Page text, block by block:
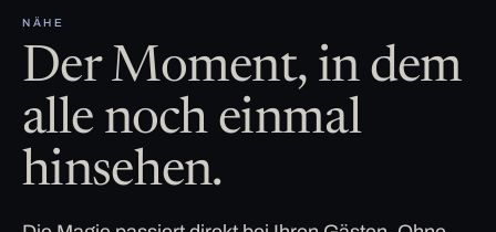
NÄHE
Der Moment, in dem
alle noch einmal
hinsehen.